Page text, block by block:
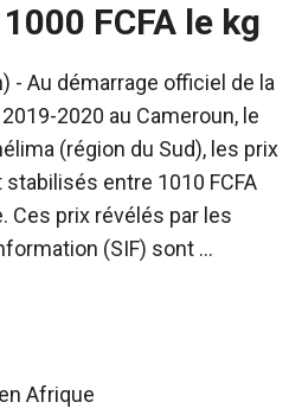
FCFA le kg
- Au démarrage officiel de la
2020 au Cameroun, le
(région du Sud), les prix
entre 1010 FCFA
Ces prix révélés par les
(SIF) sont ...
Afrique